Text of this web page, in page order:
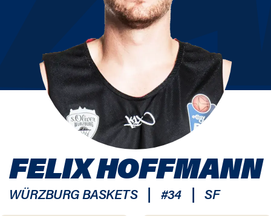
FELIX HOFFMANN
WÜRZBURG BASKETS | #34 | SF